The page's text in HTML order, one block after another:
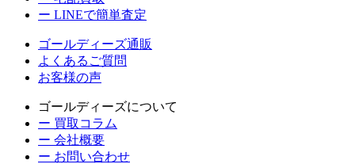
ー LINEで簡単査定
ゴールディーズ通販
よくあるご質問
お客様の声
ゴールディーズについて
ー 買取コラム
ー 会社概要
ー お問い合わせ